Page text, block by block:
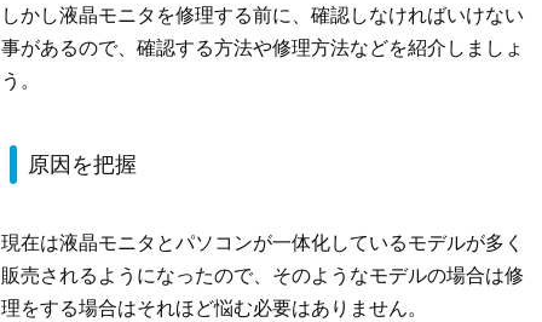
しかし液晶モニタを修理する前に、確認しなければいけない
事があるので、確認する方法や修理方法などを紹介しましょ
う。
原因を把握
現在は液晶モニタとパソコンが一体化しているモデルが多く
販売されるようになったので、そのようなモデルの場合は修
理をする場合はそれほど悩む必要はありません。